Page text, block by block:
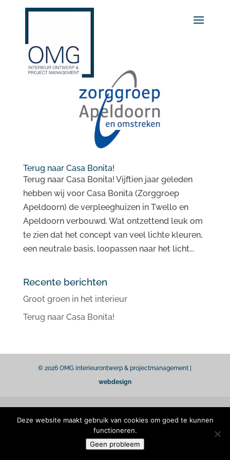
Terug naar Casa Bonita!
Terug naar Casa Bonita! Vijftien jaar geleden
hebben wij voor Casa Bonita (Zorggroep
Apeldoorn) de verpleeghuizen in Twello en
Apeldoorn verbouwd. Wat ontzettend leuk om
te zien dat het concept van veel lichte kleuren,
een neutrale basis, loopassen naar het licht...
Recente berichten
Groot groen in het interieur
Terug naar Casa Bonita!
© 2026 OMG interieurontwerp & projectmanagement |
webdesign
Deze website maakt gebruik van cookies om goed te kunnen
functioneren.
Geen probleem